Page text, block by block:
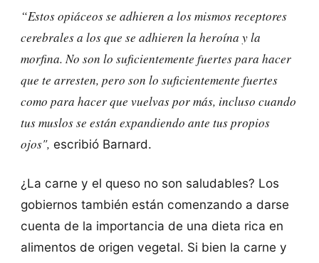
“Estos opiáceos se adhieren a los mismos receptores
cerebrales a los que se adhieren la heroína y la
morfina. No son lo suficientemente fuertes para hacer
que te arresten, pero son lo suficientemente fuertes
como para hacer que vuelvas por más, incluso cuando
tus muslos se están expandiendo ante tus propios
ojos", escribió Barnard.
¿La carne y el queso no son saludables? Los
gobiernos también están comenzando a darse
cuenta de la importancia de una dieta rica en
alimentos de origen vegetal. Si bien la carne y